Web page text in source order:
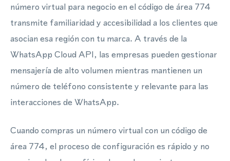
número virtual para negocio en el código de área 774
transmite familiaridad y accesibilidad a los clientes que
asocian esa región con tu marca. A través de la
WhatsApp Cloud API, las empresas pueden gestionar
mensajería de alto volumen mientras mantienen un
número de teléfono consistente y relevante para las
interacciones de WhatsApp.
Cuando compras un número virtual con un código de
área 774, el proceso de configuración es rápido y no